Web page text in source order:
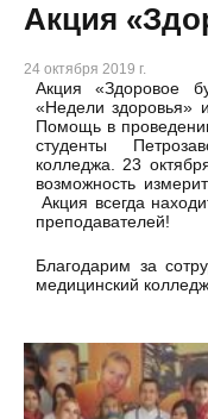
Акция
24 октября 2019 г.
Акция «Здоровое
«Недели здоровья»
Помощь в
студенты
колледжа. 23
возможность
Акция всегда
преподавателей!
Благодарим за
медицинский